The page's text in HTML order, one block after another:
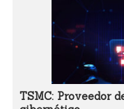
TSMC: Proveedor